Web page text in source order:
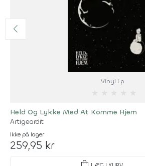
Vinyl Lp
Held Og Lykke Med At Komme Hjem
Artigeardit
Ikke på lager
259,95 kr